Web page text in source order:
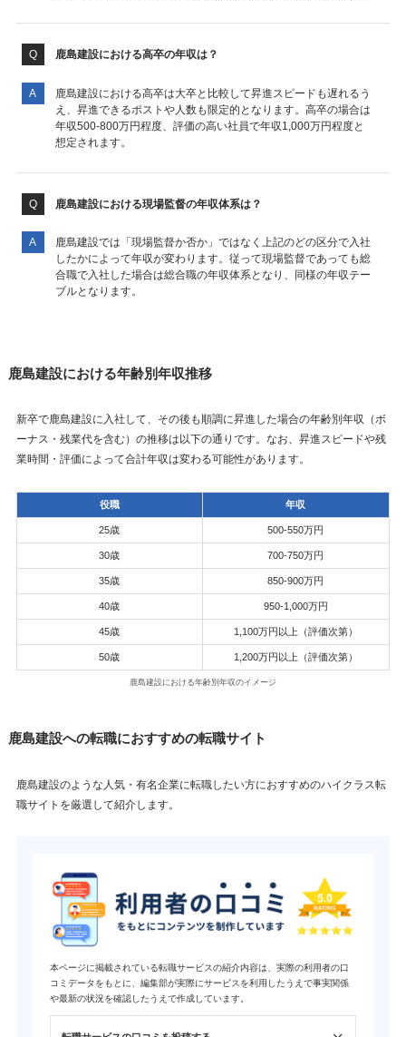
鹿島建設における高卒の年収は？
鹿島建設における高卒は大卒と比較して昇進スピードも遅れるう
え、昇進できるポストや人数も限定的となります。高卒の場合は
年収500-800万円程度、評価の高い社員で年収1,000万円程度と
想定されます。
鹿島建設における現場監督の年収体系は？
鹿島建設では「現場監督か否か」ではなく上記のどの区分で入社
したかによって年収が変わります。従って現場監督であっても総
合職で入社した場合は総合職の年収体系となり、同様の年収テー
ブルとなります。
鹿島建設における年齢別年収推移
新卒で鹿島建設に入社して、その後も順調に昇進した場合の年齢別年収（ボ
ーナス・残業代を含む）の推移は以下の通りです。なお、昇進スピードや残
業時間・評価によって合計年収は変わる可能性があります。
役職 年収
25歳 500-550万円
30歳 700-750万円
35歳 850-900万円
40歳 950-1,000万円
45歳 1,100万円以上（評価次第）
50歳 1,200万円以上（評価次第）
鹿島建設における年齢別年収のイメージ
鹿島建設への転職におすすめの転職サイト
鹿島建設のような人気・有名企業に転職したい方におすすめのハイクラス転
職サイトを厳選して紹介します。
本ページに掲載されている転職サービスの紹介内容は、実際の利用者の口
コミデータをもとに、編集部が実際にサービスを利用したうえで事実関係
や最新の状況を確認したうえで作成しています。